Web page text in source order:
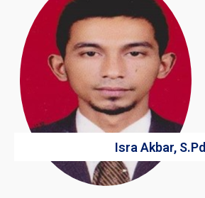
Isra Akbar, S.Pd